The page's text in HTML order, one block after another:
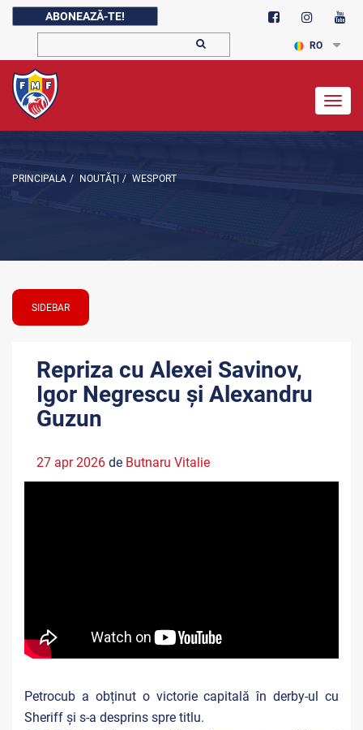
ABONEAZĂ-TE!
RO
PRINCIPALA / NOUTĂŢI / WESPORT
SIDEBAR
Repriza cu Alexei Savinov,
Igor Negrescu și Alexandru
Guzun
27 apr 2026 de Butnaru Vitalie
Petrocub a obținut o victorie capitală în derby-ul cu
Sheriff și s-a desprins spre titlu.